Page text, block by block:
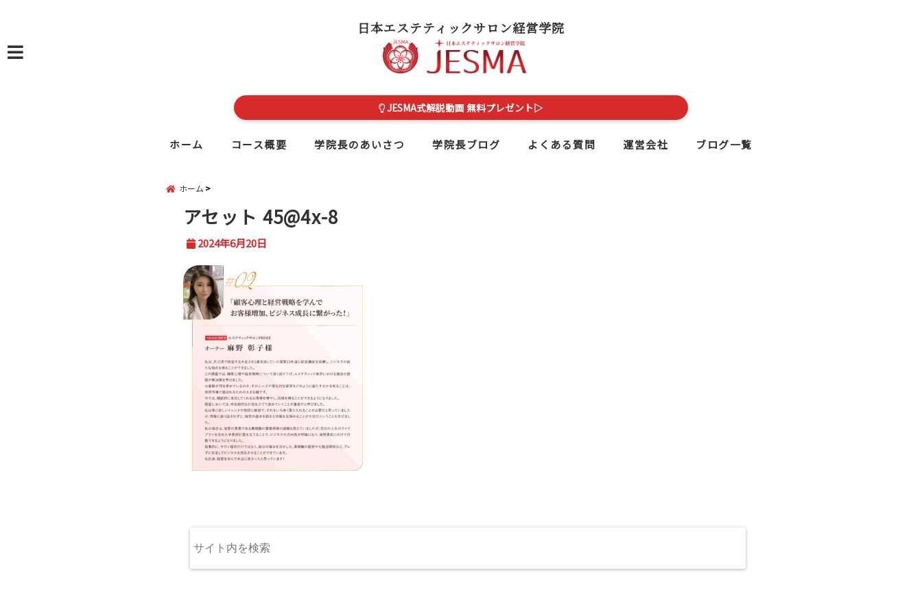
日本エステティックサロン経営学院
JESMA式解説動画 無料プレゼント▷
ホーム コース概要 学院長のあいさつ 学院長ブログ よくある質問 運営会社 ブログ一覧
ホーム
アセット 45@4x-8
2024年6月20日